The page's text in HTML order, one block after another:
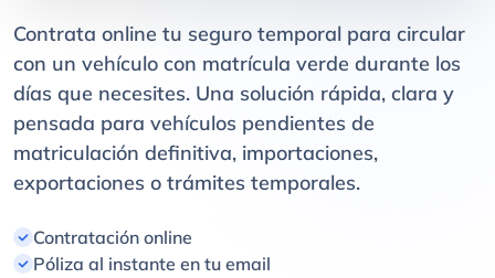
Contrata online tu seguro temporal para circular
con un vehículo con matrícula verde durante los
días que necesites. Una solución rápida, clara y
pensada para vehículos pendientes de
matriculación definitiva, importaciones,
exportaciones o trámites temporales.
Contratación online
Póliza al instante en tu email